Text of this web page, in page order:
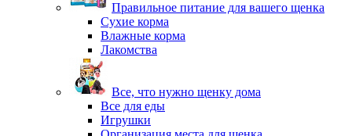
Правильное питание для вашего щенка
Сухие корма
Влажные корма
Лакомства
Все, что нужно щенку дома
Все для еды
Игрушки